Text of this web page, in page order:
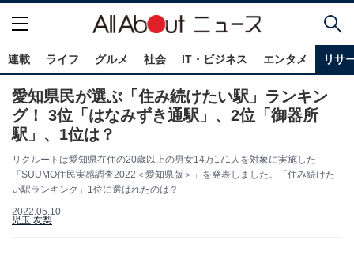
連載 ライフ グルメ 社会 IT・ビジネス エンタメ リサ
愛知県民が選ぶ「住み続けたい駅」ランキン
グ！ 3位「はなみずき通駅」、2位「御器所
駅」、1位は？
リクルートは愛知県在住の20歳以上の男女14万171人を対象に実施した
「SUUMO住民実感調査2022＜愛知県版＞」を発表しました。「住み続けた
い駅ランキング」1位に選ばれたのは？
2022.05.10
児玉 友梨